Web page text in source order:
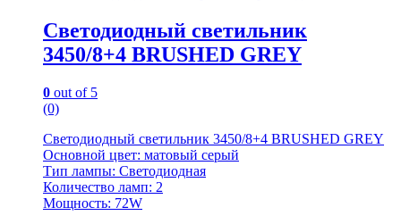
Светодиодный светильник
3450/8+4 BRUSHED GREY
0 out of 5
(0)
Светодиодный светильник 3450/8+4 BRUSHED GREY
Основной цвет: матовый серый
Тип лампы: Светодиодная
Количество ламп: 2
Мощность: 72W